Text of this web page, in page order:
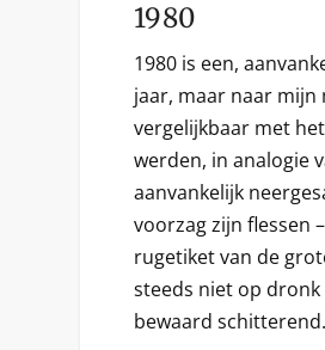
1980
1980 is een,
jaar, maar naar mijn
vergelijkbaar met
werden, in analogie
aanvankelijk
voorzag zijn flessen
rugetiket van de
steeds niet op dronk
bewaard schitterend.